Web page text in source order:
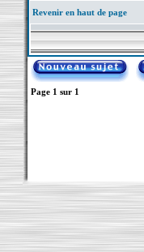
Revenir en haut de page
Page 1 sur 1